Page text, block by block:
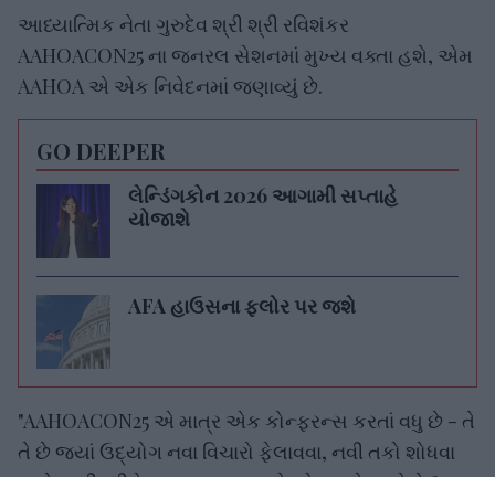
આધ્યાત્મિક નેતા ગુરુદેવ શ્રી શ્રી રવિશંકર
AAHOACON25 ના જનરલ સેશનમાં મુખ્ય વક્તા હશે, એમ
AAHOA એ એક નિવેદનમાં જણાવ્યું છે.
GO DEEPER
લેન્ડિંગકોન 2026 આગામી સપ્તાહે
યોજાશે
AFA હાઉસના ફ્લોર પર જશે
"AAHOACON25 એ માત્ર એક કોન્ફરન્સ કરતાં વધુ છે - તે
તે છે જ્યાં ઉદ્યોગ નવા વિચારો ફેલાવવા, નવી તકો શોધવા